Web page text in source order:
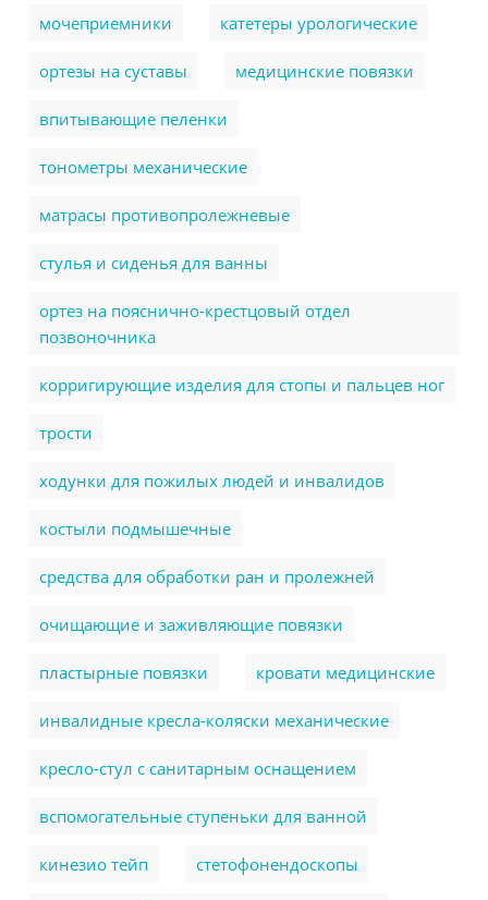
мочеприемники катетеры урологические
ортезы на суставы медицинские повязки
впитывающие пеленки
тонометры механические
матрасы противопролежневые
стулья и сиденья для ванны
ортез на пояснично-крестцовый отдел
позвоночника
корригирующие изделия для стопы и пальцев ног
трости
ходунки для пожилых людей и инвалидов
костыли подмышечные
cредства для обработки ран и пролежней
очищающие и заживляющие повязки
пластырные повязки кровати медицинские
инвалидные кресла-коляски механические
кресло-стул с санитарным оснащением
вспомогательные ступеньки для ванной
кинезио тейп стетофонендоскопы